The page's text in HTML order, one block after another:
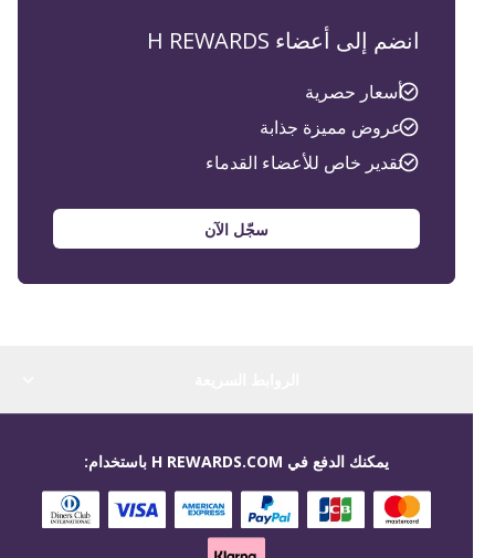
انضم إلى أعضاء H REWARDS
أسعار حصرية
عروض مميزة جذابة
تقدير خاص للأعضاء القدماء
سجّل الآن
يمكنك الدفع في H REWARDS.COM باستخدام: